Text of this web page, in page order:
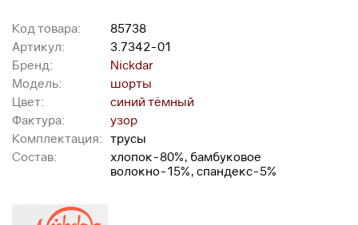
Код товара:
85738
Артикул:
3.7342-01
Бренд:
Nickdar
Модель:
шорты
Цвет:
синий тёмный
Фактура:
узор
Комплектация:
трусы
Состав:
хлопок-80%, бамбуковое
волокно-15%, спандекс-5%